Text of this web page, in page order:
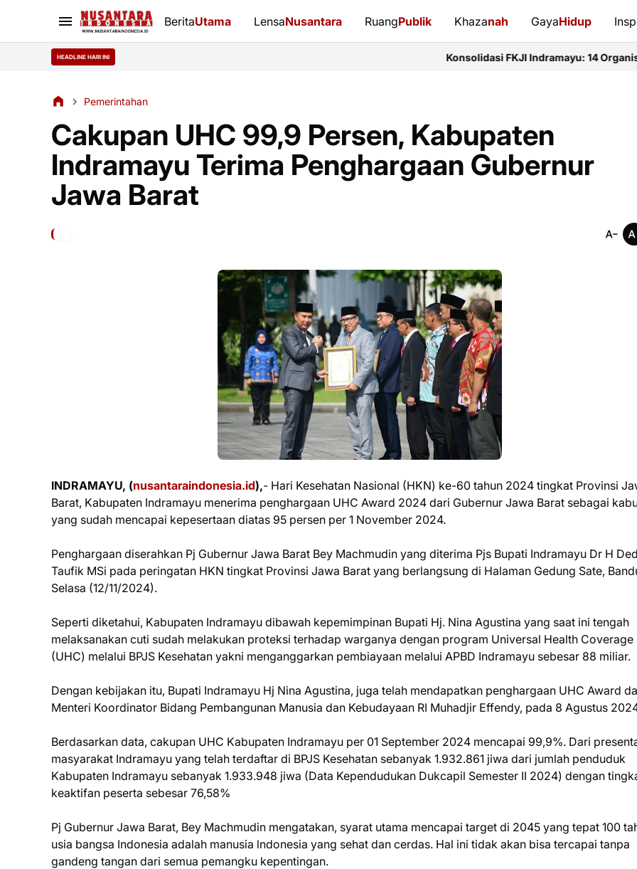
BeritaUtama LensaNusantara RuangPublik Khazanah GayaHidup
HEADLINE HARI INI Konsolidasi FKJI Indramayu: 14 Organisasi Pers
Pemerintahan
Cakupan UHC 99,9 Persen, Kabupaten
Indramayu Terima Penghargaan Gubernur
Jawa Barat
INDRAMAYU, (nusantaraindonesia.id),- Hari Kesehatan Nasional (HKN) ke-60 tahun 2024 tingkat Provinsi
Barat, Kabupaten Indramayu menerima penghargaan UHC Award 2024 dari Gubernur Jawa Barat sebagai
yang sudah mencapai kepesertaan diatas 95 persen per 1 November 2024.
Penghargaan diserahkan Pj Gubernur Jawa Barat Bey Machmudin yang diterima Pjs Bupati Indramayu Dr H
Taufik MSi pada peringatan HKN tingkat Provinsi Jawa Barat yang berlangsung di Halaman Gedung Sate,
Selasa (12/11/2024).
Seperti diketahui, Kabupaten Indramayu dibawah kepemimpinan Bupati Hj. Nina Agustina yang saat ini tengah
melaksanakan cuti sudah melakukan proteksi terhadap warganya dengan program Universal Health Coverage
(UHC) melalui BPJS Kesehatan yakni menganggarkan pembiayaan melalui APBD Indramayu sebesar 88 miliar.
Dengan kebijakan itu, Bupati Indramayu Hj Nina Agustina, juga telah mendapatkan penghargaan UHC Award
Menteri Koordinator Bidang Pembangunan Manusia dan Kebudayaan RI Muhadjir Effendy, pada 8 Agustus
Berdasarkan data, cakupan UHC Kabupaten Indramayu per 01 September 2024 mencapai 99,9%. Dari
masyarakat Indramayu yang telah terdaftar di BPJS Kesehatan sebanyak 1.932.861 jiwa dari jumlah penduduk
Kabupaten Indramayu sebanyak 1.933.948 jiwa (Data Kependudukan Dukcapil Semester II 2024) dengan
keaktifan peserta sebesar 76,58%
Pj Gubernur Jawa Barat, Bey Machmudin mengatakan, syarat utama mencapai target di 2045 yang tepat 100
usia bangsa Indonesia adalah manusia lndonesia yang sehat dan cerdas. Hal ini tidak akan bisa tercapai tanpa
gandeng tangan dari semua pemangku kepentingan.